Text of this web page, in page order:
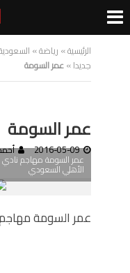
الرئيسية» رياضة»
جديدا»عمر السومة
عمر السومة
2016-05-09
عمر السومة مهاجم نادي
الأهلي السعودي
عمر السومة